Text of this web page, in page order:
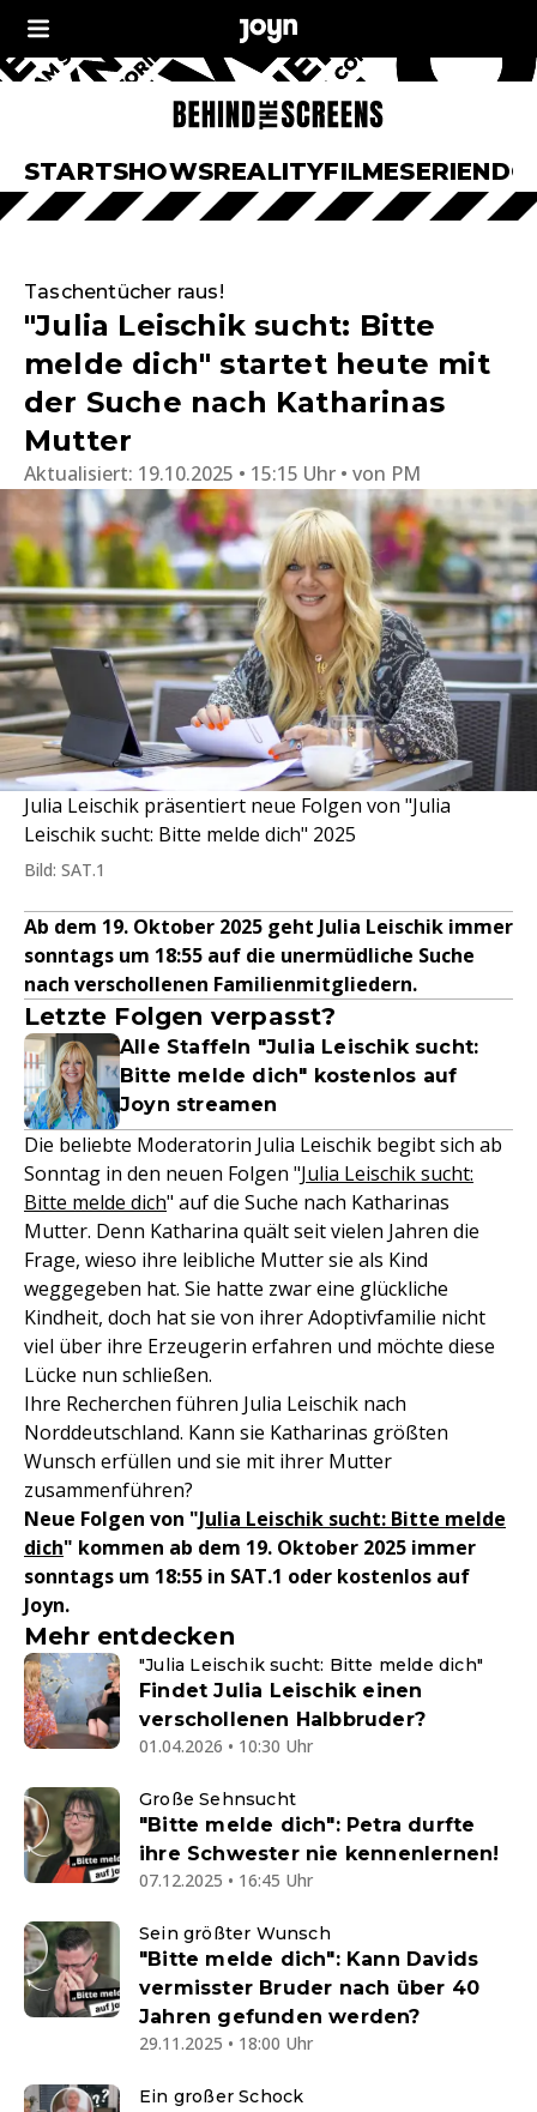
STARTSHOWSREALITYFILMESERIEN
Taschentücher raus!
"Julia Leischik sucht: Bitte
melde dich" startet heute mit
der Suche nach Katharinas
Mutter
Aktualisiert: 19.10.2025 • 15:15 Uhr von PM
Julia Leischik präsentiert neue Folgen von "Julia
Leischik sucht: Bitte melde dich" 2025
Bild: SAT.1
Ab dem 19. Oktober 2025 geht Julia Leischik immer
sonntags um 18:55 auf die unermüdliche Suche
nach verschollenen Familienmitgliedern.
Letzte Folgen verpasst?
Alle Staffeln "Julia Leischik sucht:
Bitte melde dich" kostenlos auf
Joyn streamen
Die beliebte Moderatorin Julia Leischik begibt sich ab
Sonntag in den neuen Folgen "Julia Leischik sucht:
Bitte melde dich" auf die Suche nach Katharinas
Mutter. Denn Katharina quält seit vielen Jahren die
Frage, wieso ihre leibliche Mutter sie als Kind
weggegeben hat. Sie hatte zwar eine glückliche
Kindheit, doch hat sie von ihrer Adoptivfamilie nicht
viel über ihre Erzeugerin erfahren und möchte diese
Lücke nun schließen.
Ihre Recherchen führen Julia Leischik nach
Norddeutschland. Kann sie Katharinas größten
Wunsch erfüllen und sie mit ihrer Mutter
zusammenführen?
Neue Folgen von "Julia Leischik sucht: Bitte melde
dich" kommen ab dem 19. Oktober 2025 immer
sonntags um 18:55 in SAT.1 oder kostenlos auf
Joyn.
Mehr entdecken
"Julia Leischik sucht: Bitte melde dich"
Findet Julia Leischik einen
verschollenen Halbbruder?
01.04.2026 • 10:30 Uhr
Große Sehnsucht
"Bitte melde dich": Petra durfte
ihre Schwester nie kennenlernen!
07.12.2025 • 16:45 Uhr
Sein größter Wunsch
"Bitte melde dich": Kann Davids
vermisster Bruder nach über 40
Jahren gefunden werden?
29.11.2025 • 18:00 Uhr
Ein großer Schock